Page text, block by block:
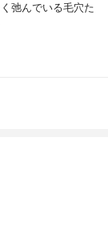
弛んでいる毛穴た